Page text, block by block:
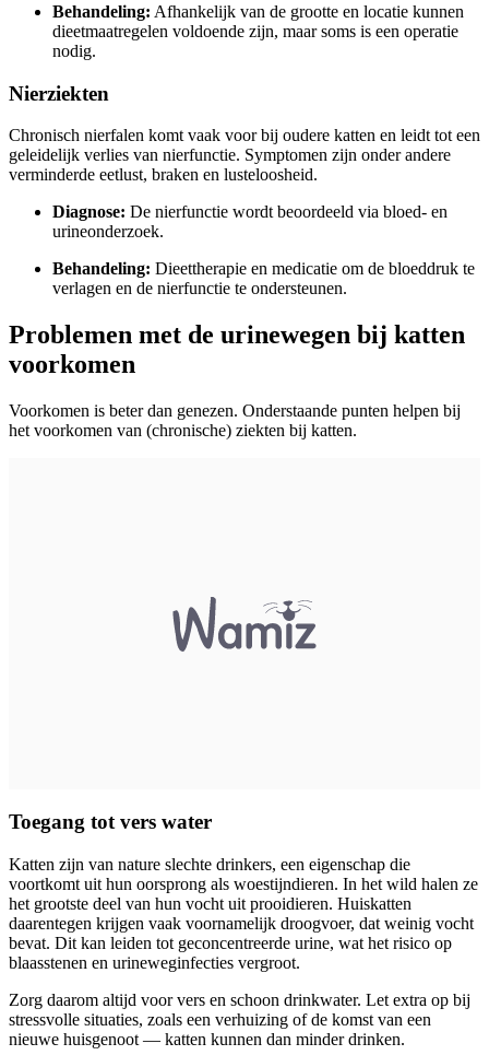
Behandeling: Afhankelijk van de grootte en locatie kunnen
dieetmaatregelen voldoende zijn, maar soms is een operatie
nodig.
Nierziekten
Chronisch nierfalen komt vaak voor bij oudere katten en leidt tot een
geleidelijk verlies van nierfunctie. Symptomen zijn onder andere
verminderde eetlust, braken en lusteloosheid.
Diagnose: De nierfunctie wordt beoordeeld via bloed- en
urineonderzoek.
Behandeling: Dieettherapie en medicatie om de bloeddruk te
verlagen en de nierfunctie te ondersteunen.
Problemen met de urinewegen bij katten
voorkomen
Voorkomen is beter dan genezen. Onderstaande punten helpen bij
het voorkomen van (chronische) ziekten bij katten.
Toegang tot vers water
Katten zijn van nature slechte drinkers, een eigenschap die
voortkomt uit hun oorsprong als woestijndieren. In het wild halen ze
het grootste deel van hun vocht uit prooidieren. Huiskatten
daarentegen krijgen vaak voornamelijk droogvoer, dat weinig vocht
bevat. Dit kan leiden tot geconcentreerde urine, wat het risico op
blaasstenen en urineweginfecties vergroot.
Zorg daarom altijd voor vers en schoon drinkwater. Let extra op bij
stressvolle situaties, zoals een verhuizing of de komst van een
nieuwe huisgenoot — katten kunnen dan minder drinken.